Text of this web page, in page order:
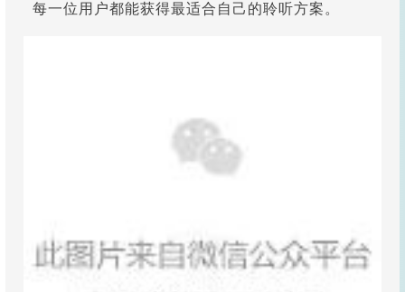
每一位用户都能获得最适合自己的聆听方案。